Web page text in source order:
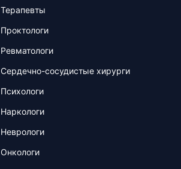
Терапевты
Проктологи
Ревматологи
Сердечно-сосудистые хирурги
Психологи
Наркологи
Неврологи
Онкологи